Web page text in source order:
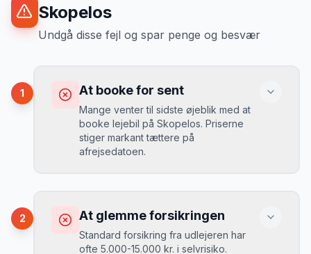
Skopelos
Undgå disse fejl og spar penge og besvær
1 At booke for sent
Mange venter til sidste øjeblik med at
booke lejebil på Skopelos. Priserne
stiger markant tættere på
afrejsedatoen.
Du betaler 30-50% mere, og de bedste
biler er udsolgt.
2 At glemme forsikringen
Standard forsikring fra udlejeren har
ofte 5.000-15.000 kr. i selvrisiko.